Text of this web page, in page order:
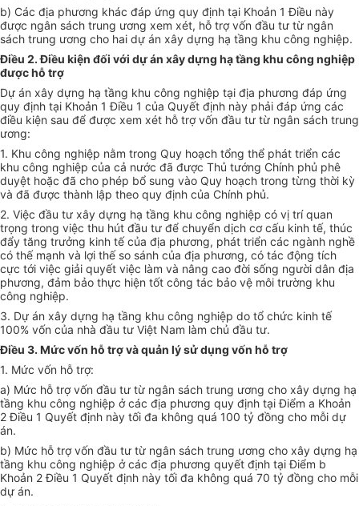
b) Các địa phương khác đáp ứng quy định tại Khoản 1 Điều này
được ngân sách trung ương xem xét, hỗ trợ vốn đầu tư từ ngân
sách trung ương cho hai dự án xây dựng hạ tầng khu công nghiệp.
Điều 2. Điều kiện đối với dự án xây dựng hạ tầng khu công nghiệp
được hỗ trợ
Dự án xây dựng hạ tầng khu công nghiệp tại địa phương đáp ứng
quy định tại Khoản 1 Điều 1 của Quyết định này phải đáp ứng các
điều kiện sau để được xem xét hỗ trợ vốn đầu tư từ ngân sách trung
ương:
1. Khu công nghiệp nằm trong Quy hoạch tổng thể phát triển các
khu công nghiệp của cả nước đã được Thủ tướng Chính phủ phê
duyệt hoặc đã cho phép bổ sung vào Quy hoạch trong từng thời kỳ
và đã được thành lập theo quy định của Chính phủ.
2. Việc đầu tư xây dựng hạ tầng khu công nghiệp có vị trí quan
trọng trong việc thu hút đầu tư để chuyển dịch cơ cấu kinh tế, thúc
đẩy tăng trưởng kinh tế của địa phương, phát triển các ngành nghề
có thế mạnh và lợi thế so sánh của địa phương, có tác động tích
cực tới việc giải quyết việc làm và nâng cao đời sống người dân địa
phương, đảm bảo thực hiện tốt công tác bảo vệ môi trường khu
công nghiệp.
3. Dự án xây dựng hạ tầng khu công nghiệp do tổ chức kinh tế
100% vốn của nhà đầu tư Việt Nam làm chủ đầu tư.
Điều 3. Mức vốn hỗ trợ và quản lý sử dụng vốn hỗ trợ
1. Mức vốn hỗ trợ:
a) Mức hỗ trợ vốn đầu tư từ ngân sách trung ương cho xây dựng hạ
tầng khu công nghiệp ở các địa phương quy định tại Điểm a Khoản
2 Điều 1 Quyết định này tối đa không quá 100 tỷ đồng cho mỗi dự
án.
b) Mức hỗ trợ vốn đầu tư từ ngân sách trung ương cho xây dựng hạ
tầng khu công nghiệp ở các địa phương quyết định tại Điểm b
Khoản 2 Điều 1 Quyết định này tối đa không quá 70 tỷ đồng cho mỗi
dự án.